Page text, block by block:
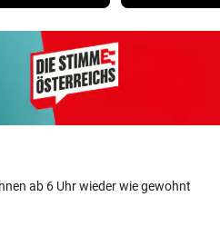
ab 6 Uhr wieder wie gewohnt